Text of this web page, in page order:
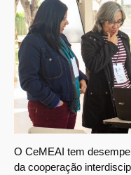
O CeMEAI tem
da cooperação